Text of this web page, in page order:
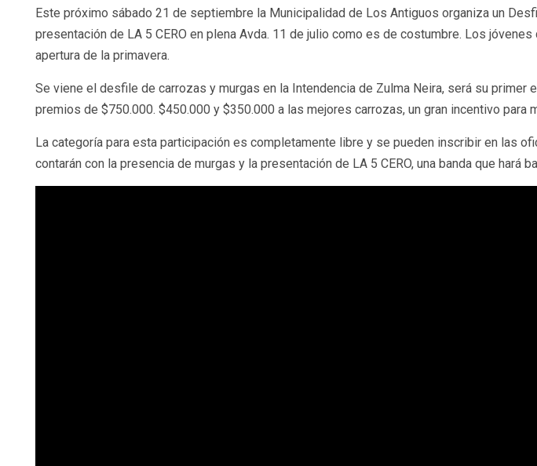
Este próximo sábado 21 de septiembre la Municipalidad de Los Antiguos organiza un
presentación de LA 5 CERO en plena Avda. 11 de julio como es de costumbre. Los
apertura de la primavera.
Se viene el desfile de carrozas y murgas en la Intendencia de Zulma Neira, será su
premios de $750.000. $450.000 y $350.000 a las mejores carrozas, un gran incentivo para
La categoría para esta participación es completamente libre y se pueden inscribir en las
contarán con la presencia de murgas y la presentación de LA 5 CERO, una banda que hará